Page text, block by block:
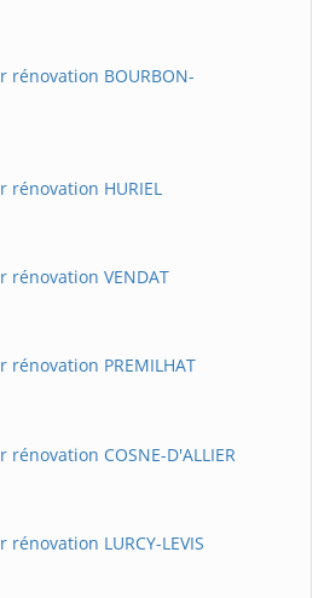
rénovation BOURBON-
HURIEL
rénovation VENDAT
PREMILHAT
COSNE-D'ALLIER
LURCY-LEVIS